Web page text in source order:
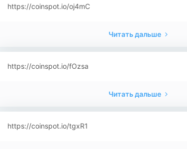
https://coinspot.io/oj4mC
Читать дальше
https://coinspot.io/fOzsa
Читать дальше
https://coinspot.io/tgxR1